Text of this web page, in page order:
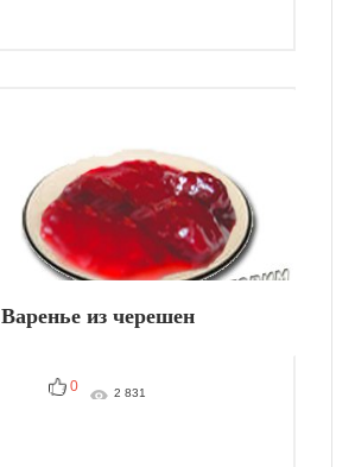
Варенье из черешен
0 2 831